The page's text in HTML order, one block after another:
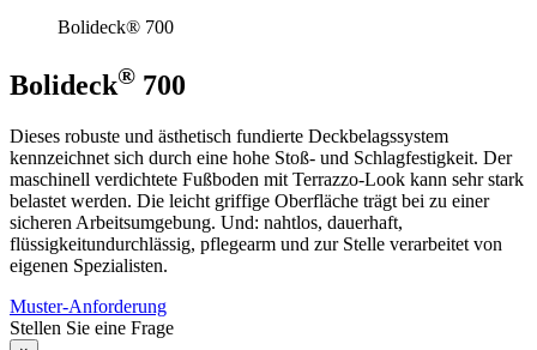
Bolideck® 700
Bolideck® 700
Dieses robuste und ästhetisch fundierte Deckbelagssystem
kennzeichnet sich durch eine hohe Stoß- und Schlagfestigkeit. Der
maschinell verdichtete Fußboden mit Terrazzo-Look kann sehr stark
belastet werden. Die leicht griffige Oberfläche trägt bei zu einer
sicheren Arbeitsumgebung. Und: nahtlos, dauerhaft,
flüssigkeitundurchlässig, pflegearm und zur Stelle verarbeitet von
eigenen Spezialisten.
Muster-Anforderung
Stellen Sie eine Frage